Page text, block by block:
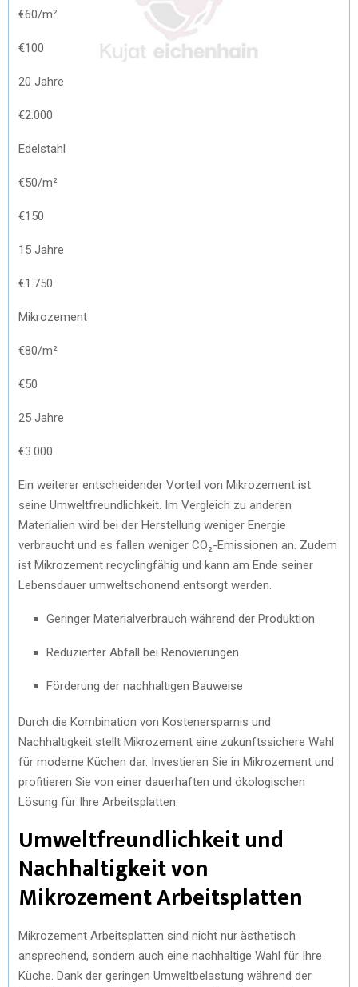
€60/m²
€100
20 Jahre
€2.000
Edelstahl
€50/m²
€150
15 Jahre
€1.750
Mikrozement
€80/m²
€50
25 Jahre
€3.000
Ein weiterer entscheidender Vorteil von Mikrozement ist
seine Umweltfreundlichkeit. Im Vergleich zu anderen
Materialien wird bei der Herstellung weniger Energie
verbraucht und es fallen weniger CO₂-Emissionen an. Zudem
ist Mikrozement recyclingfähig und kann am Ende seiner
Lebensdauer umweltschonend entsorgt werden.
Geringer Materialverbrauch während der Produktion
Reduzierter Abfall bei Renovierungen
Förderung der nachhaltigen Bauweise
Durch die Kombination von Kostenersparnis und
Nachhaltigkeit stellt Mikrozement eine zukunftssichere Wahl
für moderne Küchen dar. Investieren Sie in Mikrozement und
profitieren Sie von einer dauerhaften und ökologischen
Lösung für Ihre Arbeitsplatten.
Umweltfreundlichkeit und
Nachhaltigkeit von
Mikrozement Arbeitsplatten
Mikrozement Arbeitsplatten sind nicht nur ästhetisch
ansprechend, sondern auch eine nachhaltige Wahl für Ihre
Küche. Dank der geringen Umweltbelastung während der